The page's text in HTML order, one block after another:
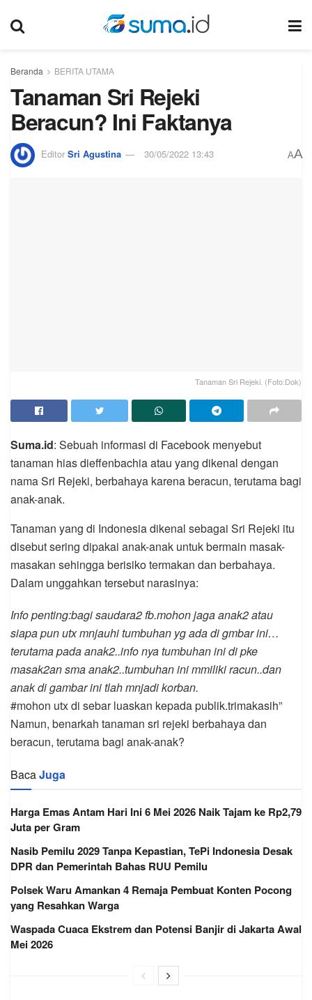
Beranda BERITA UTAMA
Tanaman Sri Rejeki
Beracun? Ini Faktanya
Editor Sri Agustina 30/05/2022 13:43 AA
Tanaman Sri Rejeki. (Foto:Dok)
Suma.id: Sebuah informasi di Facebook menyebut
tanaman hias dieffenbachia atau yang dikenal dengan
nama Sri Rejeki, berbahaya karena beracun, terutama bagi
anak-anak.
Tanaman yang di Indonesia dikenal sebagai Sri Rejeki itu
disebut sering dipakai anak-anak untuk bermain masak-
masakan sehingga berisiko termakan dan berbahaya.
Dalam unggahkan tersebut narasinya:
Info penting:bagi saudara2 fb.mohon jaga anak2 atau
siapa pun utx mnjauhi tumbuhan yg ada di gmbar ini…
terutama pada anak2..info nya tumbuhan ini di pke
masak2an sma anak2..tumbuhan ini mmiliki racun..dan
anak di gambar ini tlah mnjadi korban.
#mohon utx di sebar luaskan kepada publik.trimakasih”
Namun, benarkah tanaman sri rejeki berbahaya dan
beracun, terutama bagi anak-anak?
BacaJuga
Harga Emas Antam Hari Ini 6 Mei 2026 Naik Tajam ke Rp2,79
Juta per Gram
Nasib Pemilu 2029 Tanpa Kepastian, TePi Indonesia Desak
DPR dan Pemerintah Bahas RUU Pemilu
Polsek Waru Amankan 4 Remaja Pembuat Konten Pocong
yang Resahkan Warga
Waspada Cuaca Ekstrem dan Potensi Banjir di Jakarta Awal
Mei 2026